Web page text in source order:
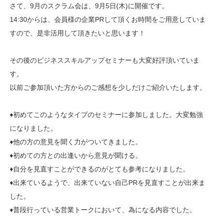
さて、9月のスクラム会は、9月5日(木)に開催です。
14:30からは、会員様の企業PRして頂くお時間をご用意していま
すので、是非活用して頂きたいと思います！
その後のビジネススキルアップセミナーも大変好評頂いていま
す。
以前ご参加頂いた方からのご感想を少しだけご紹介いたします。
♦初めてこのようなタイプのセミナーに参加しました。大変勉強
になりました。
♦他の方の意見を聞く力がついてきました。
♦初めての方との出逢いから意見が聞ける。
♦自分を見直すことができるのがとても参考になりました。
♦出来ているようで、出来ていない自己PRを見直すことが出来ま
した。
♦普段行っている営業トークにおいて、為になる内容でした。